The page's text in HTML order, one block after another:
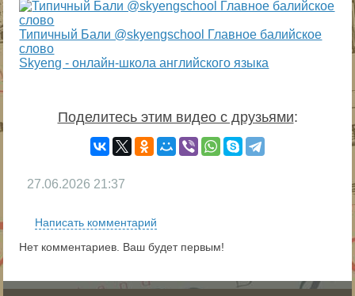
Типичный Бали @skyengschool Главное балийское
слово
Skyeng - онлайн-школа английского языка
Поделитесь этим видео с друзьями:
27.06.2026 21:37
Написать комментарий
Нет комментариев. Ваш будет первым!